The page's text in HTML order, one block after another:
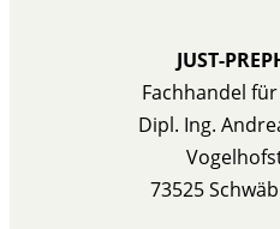
JUST-
Fachhandel
Dipl. Ing.
73525